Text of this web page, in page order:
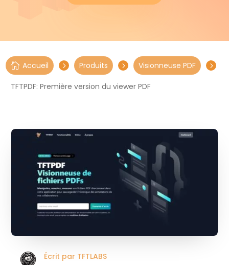
 Accueil 5 Produits 5 Visionneuse PDF 5
TFTPDF: Première version du viewer PDF
Écrit par TFTLABS